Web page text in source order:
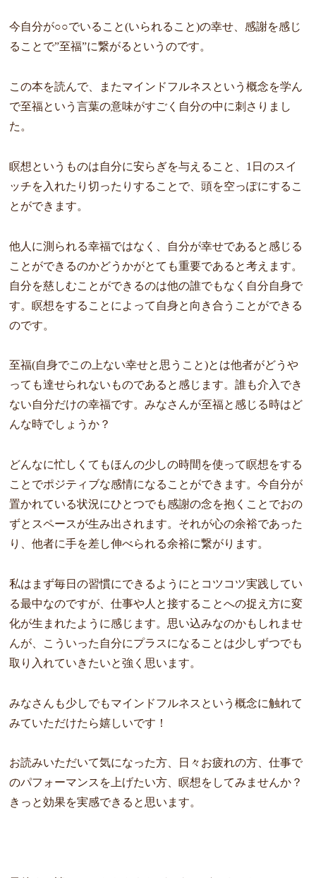
今自分が○○でいること(いられること)の幸せ、感謝を感じ
ることで”至福”に繋がるというのです。
この本を読んで、またマインドフルネスという概念を学ん
で至福という言葉の意味がすごく自分の中に刺さりまし
た。
瞑想というものは自分に安らぎを与えること、1日のスイ
ッチを入れたり切ったりすることで、頭を空っぽにするこ
とができます。
他人に測られる幸福ではなく、自分が幸せであると感じる
ことができるのかどうかがとても重要であると考えます。
自分を慈しむことができるのは他の誰でもなく自分自身で
す。瞑想をすることによって自身と向き合うことができる
のです。
至福(自身でこの上ない幸せと思うこと)とは他者がどうや
っても達せられないものであると感じます。誰も介入でき
ない自分だけの幸福です。みなさんが至福と感じる時はど
んな時でしょうか？
どんなに忙しくてもほんの少しの時間を使って瞑想をする
ことでポジティブな感情になることができます。今自分が
置かれている状況にひとつでも感謝の念を抱くことでおの
ずとスペースが生み出されます。それが心の余裕であった
り、他者に手を差し伸べられる余裕に繋がります。
私はまず毎日の習慣にできるようにとコツコツ実践してい
る最中なのですが、仕事や人と接することへの捉え方に変
化が生まれたように感じます。思い込みなのかもしれませ
んが、こういった自分にプラスになることは少しずつでも
取り入れていきたいと強く思います。
みなさんも少しでもマインドフルネスという概念に触れて
みていただけたら嬉しいです！
お読みいただいて気になった方、日々お疲れの方、仕事で
のパフォーマンスを上げたい方、瞑想をしてみませんか？
きっと効果を実感できると思います。